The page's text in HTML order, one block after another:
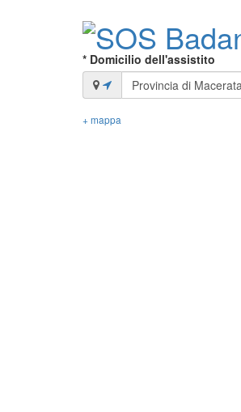
* Domicilio dell'assistito
+ mappa